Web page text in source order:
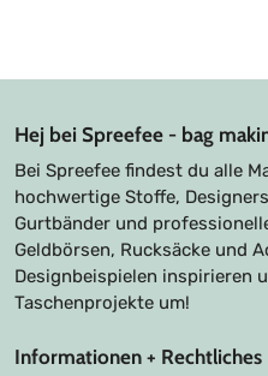
Hej bei Spreefee - bag
Bei Spreefee findest du alle
hochwertige Stoffe,
Gurtbänder und
Geldbörsen, Rucksäcke und
Designbeispielen inspirieren
Taschenprojekte um!
Informationen + Rechtliches